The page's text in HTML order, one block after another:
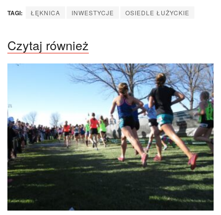
TAGI: ŁĘKNICA INWESTYCJE OSIEDLE ŁUŻYCKIE
Czytaj również